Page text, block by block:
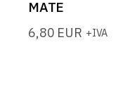
MATE
6,80 EUR +IVA